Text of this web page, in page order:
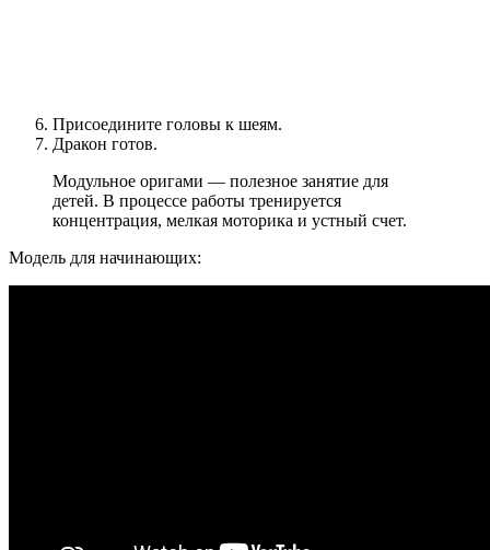
Присоедините головы к шеям.
Дракон готов.
Модульное оригами — полезное занятие для
детей. В процессе работы тренируется
концентрация, мелкая моторика и устный счет.
Модель для начинающих: